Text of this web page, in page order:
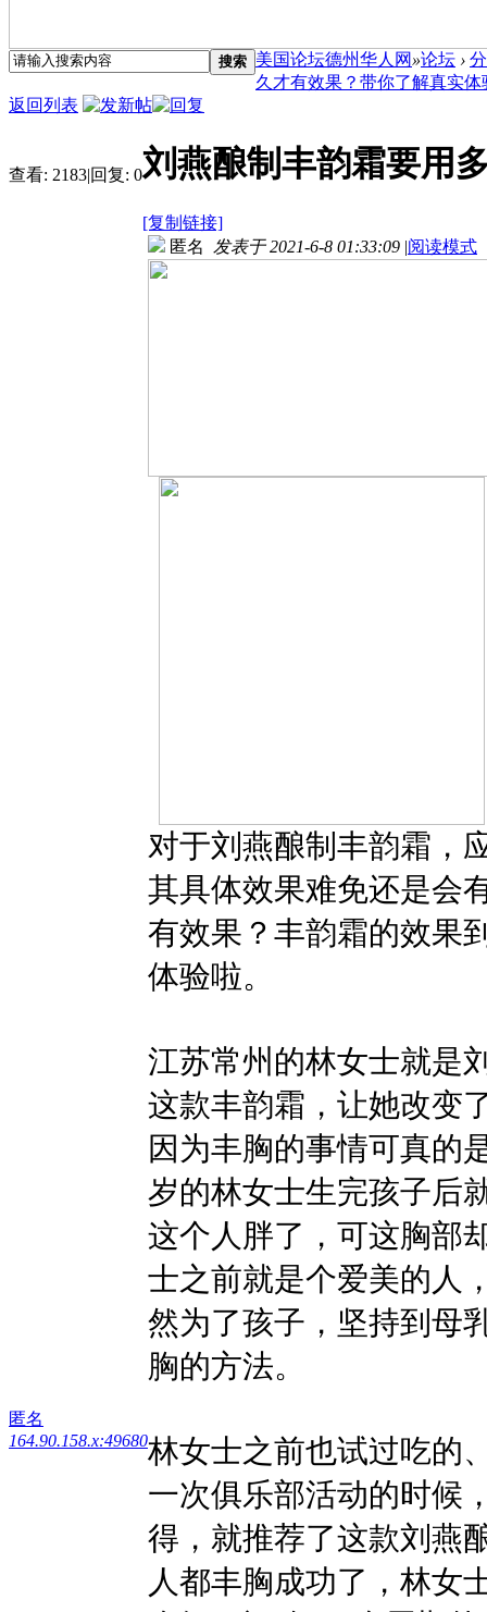
搜索 美国论坛德州华人网 »论坛 ›
久才有效果？带你了解真实体
返回列表
查看: 2183|回复: 0刘燕酿制丰韵霜要用
[复制链接]
匿名
164.90.158.x:49680
匿名 发表于 2021-6-8 01:33:09 |阅读模式
对于刘燕酿制丰韵霜，
其具体效果难免还是会
有效果？丰韵霜的效果
体验啦。
江苏常州的林女士就是
这款丰韵霜，让她改变
因为丰胸的事情可真的
岁的林女士生完孩子后
这个人胖了，可这胸部
士之前就是个爱美的人
然为了孩子，坚持到母
胸的方法。
林女士之前也试过吃的
一次俱乐部活动的时候
得，就推荐了这款刘燕
人都丰胸成功了，林女